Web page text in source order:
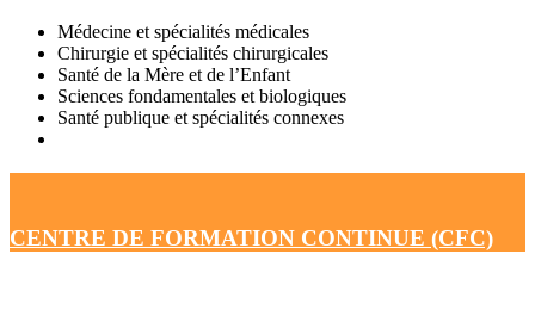
Médecine et spécialités médicales
Chirurgie et spécialités chirurgicales
Santé de la Mère et de l’Enfant
Sciences fondamentales et biologiques
Santé publique et spécialités connexes
CENTRE DE FORMATION CONTINUE (CFC)